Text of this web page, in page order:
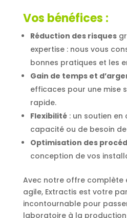
Vos bénéfices :
Réduction des risques
expertise : nous vous
bonnes pratiques et les
Gain de temps et
efficaces pour une mise
rapide.
Flexibilité: un soutien en
capacité ou de besoin
Optimisation des
conception de vos
Avec notre offre complète
agile, Extractis est votre
incontournable pour
laboratoire à la